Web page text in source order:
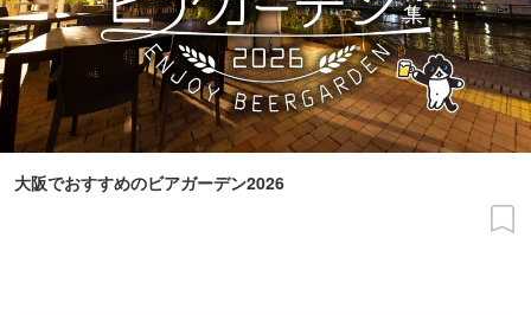
大阪でおすすめのビアガーデン2026